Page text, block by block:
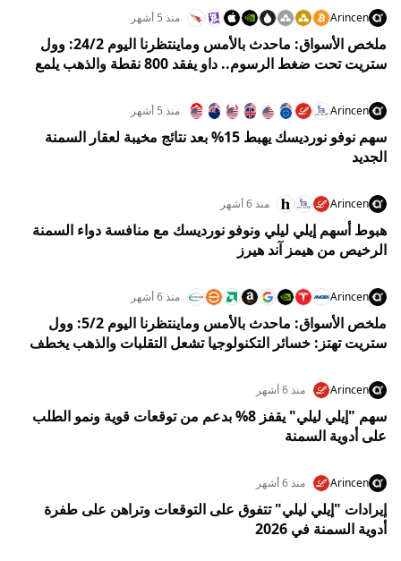
Arincen منذ 5 أشهر
ملخص الأسواق: ماحدث بالأمس وماينتظرنا اليوم 24/2: وول
ستريت تحت ضغط الرسوم.. داو يفقد 800 نقطة والذهب يلمع
Arincen منذ 5 أشهر
سهم نوفو نورديسك يهبط 15% بعد نتائج مخيبة لعقار السمنة
الجديد
Arincen منذ 6 أشهر
هبوط أسهم إيلي ليلي ونوفو نورديسك مع منافسة دواء السمنة
الرخيص من هيمز آند هيرز
Arincen منذ 6 أشهر
ملخص الأسواق: ماحدث بالأمس وماينتظرنا اليوم 5/2: وول
ستريت تهتز: خسائر التكنولوجيا تشعل التقلبات والذهب يخطف
Arincen منذ 6 أشهر
سهم "إيلي ليلي" يقفز 8% بدعم من توقعات قوية ونمو الطلب
على أدوية السمنة
Arincen منذ 6 أشهر
إيرادات "إيلي ليلي" تتفوق على التوقعات وتراهن على طفرة
أدوية السمنة في 2026